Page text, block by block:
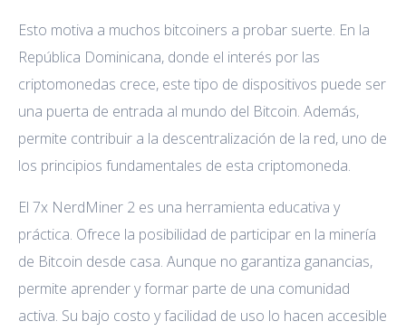
Esto motiva a muchos bitcoiners a probar suerte. En la
República Dominicana, donde el interés por las
criptomonedas crece, este tipo de dispositivos puede ser
una puerta de entrada al mundo del Bitcoin. Además,
permite contribuir a la descentralización de la red, uno de
los principios fundamentales de esta criptomoneda.
El 7x NerdMiner 2 es una herramienta educativa y
práctica. Ofrece la posibilidad de participar en la minería
de Bitcoin desde casa. Aunque no garantiza ganancias,
permite aprender y formar parte de una comunidad
activa. Su bajo costo y facilidad de uso lo hacen accesible